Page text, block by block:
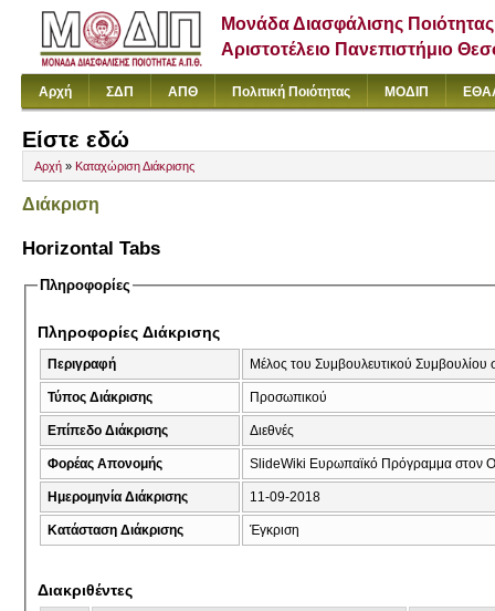
Μονάδα Διασφάλισης Ποιότητας
Αριστοτέλειο Πανεπιστήμιο
Αρχή ΣΔΠ ΑΠΘ Πολιτική Ποιότητας ΜΟΔΙΠ
Είστε εδώ
Αρχή » Καταχώριση Διάκρισης
Διάκριση
Horizontal Tabs
Πληροφορίες
Πληροφορίες Διάκρισης
Περιγραφή Μέλος του Συμβουλευτικού
Τύπος Διάκρισης Προσωπικού
Επίπεδο Διάκρισης Διεθνές
Φορέας Απονομής SlideWiki Ευρωπαϊκό Πρόγραμμα στον
Ημερομηνία Διάκρισης 11-09-2018
Κατάσταση Διάκρισης Έγκριση
Διακριθέντες